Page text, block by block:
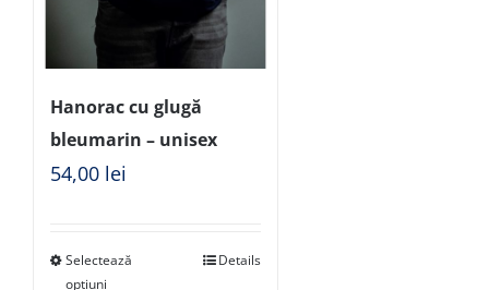
Hanorac cu glugă
bleumarin – unisex
54,00 lei
Selectează
opțiuni
Details